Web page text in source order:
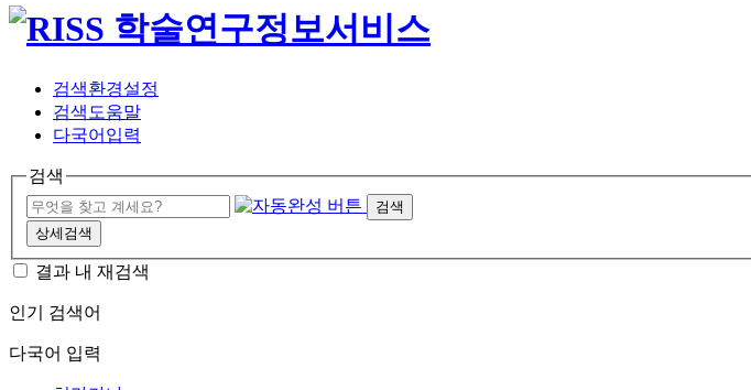
검색환경설정
검색도움말
다국어입력
검색
검색
상세검색
결과 내 재검색
인기 검색어
다국어 입력